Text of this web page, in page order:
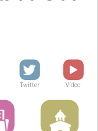
Twitter Vídeo